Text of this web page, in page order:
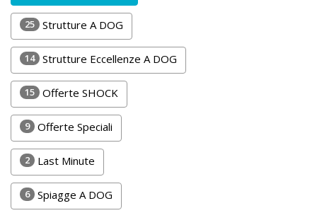
Lavora
con
Noi
Inserisci
Attività
Accedi
25 Strutture A DOG
14 Strutture Eccellenze A DOG
15 Offerte SHOCK
9 Offerte Speciali
2 Last Minute
6 Spiagge A DOG